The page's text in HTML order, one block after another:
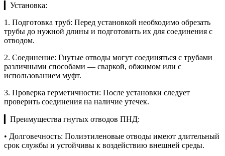
▎Установка:
1. Подготовка труб: Перед установкой необходимо обрезать
трубы до нужной длины и подготовить их для соединения с
отводом.
2. Соединение: Гнутые отводы могут соединяться с трубами
различными способами — сваркой, обжимом или с
использованием муфт.
3. Проверка герметичности: После установки следует
проверить соединения на наличие утечек.
▎Преимущества гнутых отводов ПНД:
• Долговечность: Полиэтиленовые отводы имеют длительный
срок службы и устойчивы к воздействию внешней среды.